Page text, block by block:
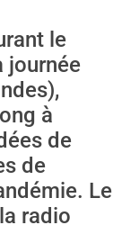
le
journée
à
de
de
Le
radio